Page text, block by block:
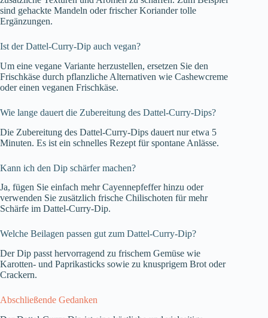
sind gehackte Mandeln oder frischer Koriander tolle
Ergänzungen.
Ist der Dattel-Curry-Dip auch vegan?
Um eine vegane Variante herzustellen, ersetzen Sie den
Frischkäse durch pflanzliche Alternativen wie Cashewcreme
oder einen veganen Frischkäse.
Wie lange dauert die Zubereitung des Dattel-Curry-Dips?
Die Zubereitung des Dattel-Curry-Dips dauert nur etwa 5
Minuten. Es ist ein schnelles Rezept für spontane Anlässe.
Kann ich den Dip schärfer machen?
Ja, fügen Sie einfach mehr Cayennepfeffer hinzu oder
verwenden Sie zusätzlich frische Chilischoten für mehr
Schärfe im Dattel-Curry-Dip.
Welche Beilagen passen gut zum Dattel-Curry-Dip?
Der Dip passt hervorragend zu frischem Gemüse wie
Karotten- und Paprikasticks sowie zu knusprigem Brot oder
Crackern.
Abschließende Gedanken